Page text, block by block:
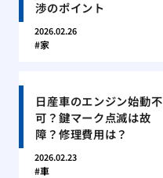
渉のポイント
2026.02.26
家
日産車のエンジン始動不
可？鍵マーク点滅は故
障？修理費用は？
2026.02.23
車